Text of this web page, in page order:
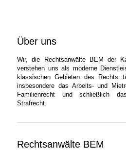
Über uns
Wir, die Rechtsanwälte BEM der
verstehen uns als moderne
klassischen Gebieten des Rechts
insbesondere das Arbeits- und
Familienrecht und schließlich
Strafrecht.
Rechtsanwälte BEM